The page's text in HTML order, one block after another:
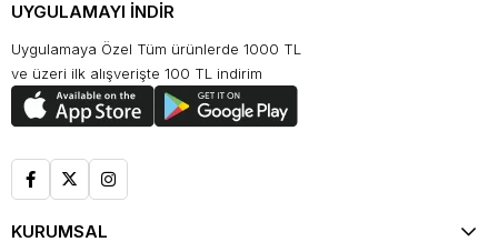
UYGULAMAYI İNDİR
Uygulamaya Özel Tüm ürünlerde 1000 TL
ve üzeri ilk alışverişte 100 TL indirim
KURUMSAL